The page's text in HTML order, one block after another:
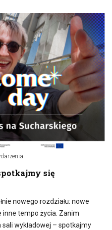
się
nowego rozdziału: nowe
inne tempo życia. Zanim
wykładowej – spotkajmy